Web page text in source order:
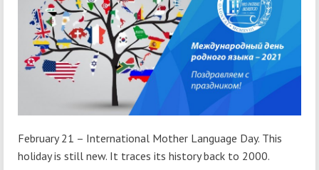
February 21 – International Mother Language Day. This
holiday is still new. It traces its history back to 2000.